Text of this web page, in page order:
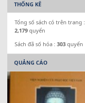
THỐNG KÊ
Tổng số sách có trên trang :
2,179 quyển
Sách đã số hóa : 303 quyển
QUẢNG CÁO